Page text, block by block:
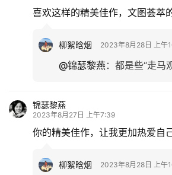
喜欢这样的精美佳作，文图荟萃
柳絮晗烟 2023年8月28日 上午
@锦瑟黎燕： 都是些“走马
锦瑟黎燕
2023年8月27日 上午7:39
你的精美佳作，让我更加热爱自
柳絮晗烟 2023年8月28日 上午